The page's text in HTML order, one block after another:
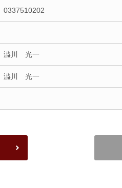
0337510202
澁川 光一
澁川 光一